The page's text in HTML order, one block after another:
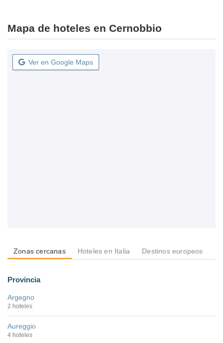
Mapa de hoteles en Cernobbio
Ver en Google Maps
Zonas cercanas Hoteles en Italia Destinos europeos
Provincia
Argegno
2 hoteles
Aureggio
4 hoteles